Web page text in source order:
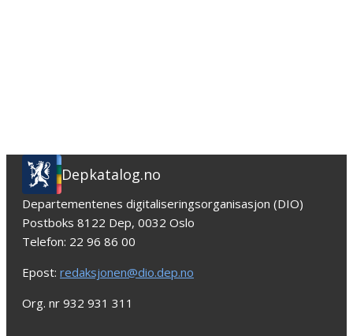
Depkatalog.no
Departementenes digitaliseringsorganisasjon (DIO)
Postboks 8122 Dep, 0032 Oslo
Telefon: 22 96 86 00
Epost: redaksjonen@dio.dep.no
Org. nr 932 931 311